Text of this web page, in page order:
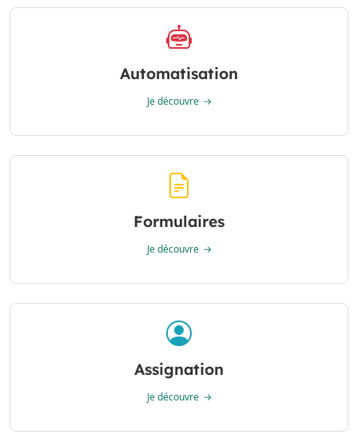
Automatisation
Je découvre
Formulaires
Je découvre
Assignation
Je découvre